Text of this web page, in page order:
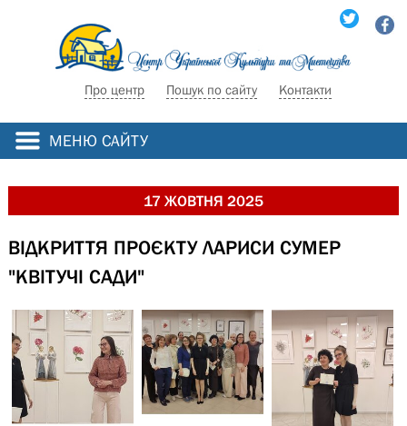
Про центр Пошук по сайту Контакти
МЕНЮ САЙТУ
17 ЖОВТНЯ 2025
ВІДКРИТТЯ ПРОЄКТУ ЛАРИСИ СУМЕР
"КВІТУЧІ САДИ"